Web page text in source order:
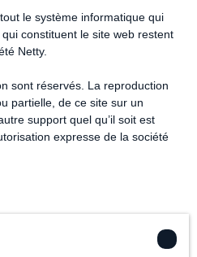
le système informatique qui
constituent le site web restent
Netty.
sont réservés. La reproduction
partielle, de ce site sur un
support quel qu’il soit est
expresse de la société
hypertextes externes, pointant